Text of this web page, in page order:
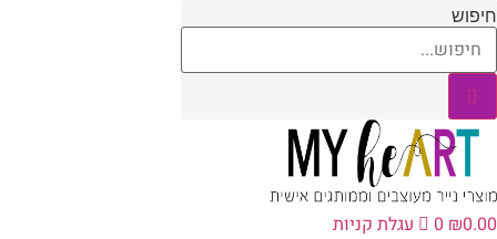
דלג
לתוכן
חיפוש
₪0.00
0 עגלת קניות